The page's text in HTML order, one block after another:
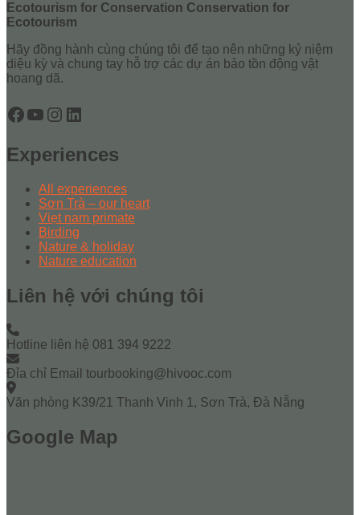
Ecotourism for Conservation Conservation for
Ecotourism
Hãy đồng hành cùng chúng tôi để tạo nên những kỷ niệm
diệu kỳ và chung tay hỗ trợ các dự án bảo tồn động vật
hoang dã.
Facebook
YouTube
Instagram
LinkedIn
Experiences
All experiences
Sơn Trà – our heart
Viẹt nam primate
Birding
Nature & holiday
Nature education
Liên hệ với chúng tôi
Hotline liên hệ 081 394 9222
Đỉa chỉ Email tourbooking@hivooc.com
Văn phòng K39/21 Thanh Vinh 1, Sơn Trà, Đà Nẵng
Google Map